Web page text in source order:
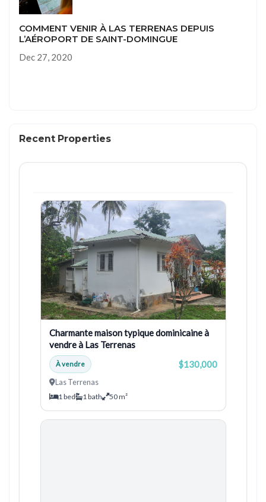
COMMENT VENIR À LAS TERRENAS DEPUIS
L’AÉROPORT DE SAINT-DOMINGUE
Dec 27, 2020
Recent Properties
Charmante maison typique dominicaine à
vendre à Las Terrenas
À vendre $130,000
Las Terrenas
1 bed 1 bath 50 m²